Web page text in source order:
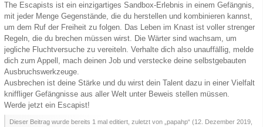
The Escapists ist ein einzigartiges Sandbox-Erlebnis in einem Gefängnis,
mit jeder Menge Gegenstände, die du herstellen und kombinieren kannst,
um dem Ruf der Freiheit zu folgen. Das Leben im Knast ist voller strenger
Regeln, die du brechen müssen wirst. Die Wärter sind wachsam, um
jegliche Fluchtversuche zu vereiteln. Verhalte dich also unauffällig, melde
dich zum Appell, mach deinen Job und verstecke deine selbstgebauten
Ausbruchswerkzeuge.
Ausbrechen ist deine Stärke und du wirst dein Talent dazu in einer Vielfalt
kniffliger Gefängnisse aus aller Welt unter Beweis stellen müssen.
Werde jetzt ein Escapist!
Dieser Beitrag wurde bereits 1 mal editiert, zuletzt von „papahp“ (12. Dezember 2019,